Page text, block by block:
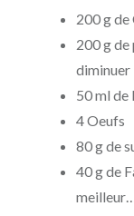
200 g
200 g de
diminuer
50 ml de
4 Oeufs
80 g de
40 g de